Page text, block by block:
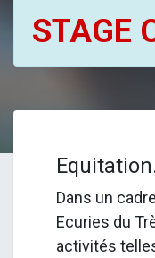
STAGE
Equitation.
Dans un
Ecuries du
activités